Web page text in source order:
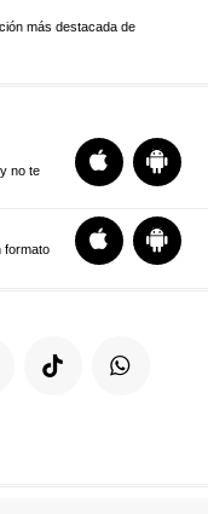
más destacada de
no te
formato